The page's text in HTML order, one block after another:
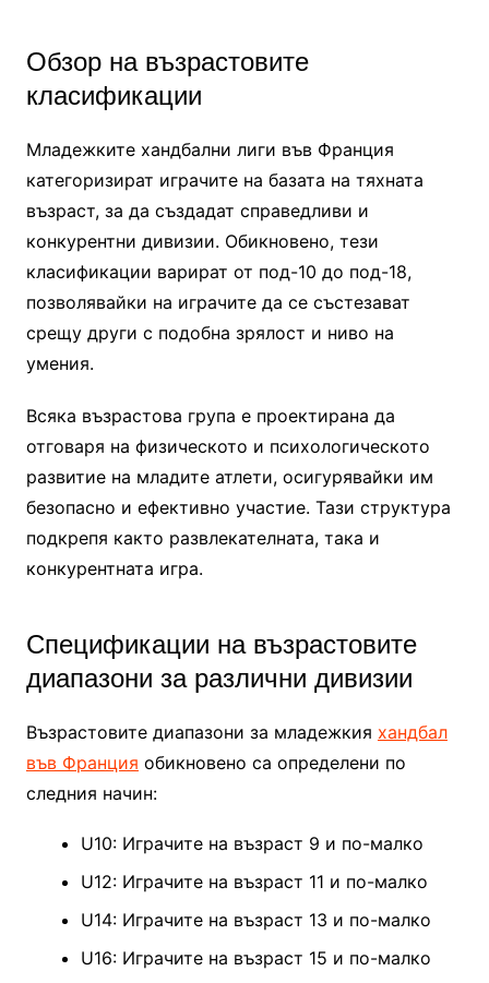
Обзор на възрастовите
класификации
Младежките хандбални лиги във Франция
категоризират играчите на базата на тяхната
възраст, за да създадат справедливи и
конкурентни дивизии. Обикновено, тези
класификации варират от под-10 до под-18,
позволявайки на играчите да се състезават
срещу други с подобна зрялост и ниво на
умения.
Всяка възрастова група е проектирана да
отговаря на физическото и психологическото
развитие на младите атлети, осигурявайки им
безопасно и ефективно участие. Тази структура
подкрепя както развлекателната, така и
конкурентната игра.
Спецификации на възрастовите
диапазони за различни дивизии
Възрастовите диапазони за младежкия хандбал
във Франция обикновено са определени по
следния начин:
U10: Играчите на възраст 9 и по-малко
U12: Играчите на възраст 11 и по-малко
U14: Играчите на възраст 13 и по-малко
U16: Играчите на възраст 15 и по-малко